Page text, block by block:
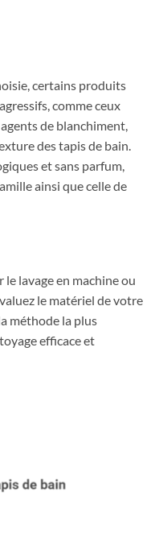
certains produits
comme ceux
de blanchiment,
des tapis de bain.
et sans parfum,
ainsi que celle de
lavage en machine ou
le matériel de votre
méthode la plus
efficace et